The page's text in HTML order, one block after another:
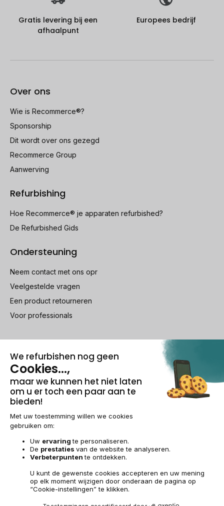
Gratis levering bij een
afhaalpunt
Europees bedrijf
Over ons
Wie is Recommerce®?
Sponsorship
Dit wordt over ons gezegd
Recommerce Group
Aanwerving
Refurbishing
Hoe Recommerce® je apparaten refurbished?
De Refurbished Gids
Ondersteuning
Neem contact met ons opr
Veelgestelde vragen
Een product retourneren
Voor professionals
100% beveiligde betaling
Wettelijke vermeldingen & AGBeheer van cookies
Algemene verkoopvoorwaarden
Toegankelijkheid
© 2009-2026 RECOMMERCE - Alle rechten voorbehouden.